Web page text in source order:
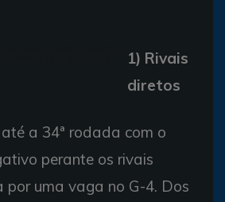
1) Rivais
diretos
a 34ª rodada com o
perante os rivais
por uma vaga no G-4. Dos